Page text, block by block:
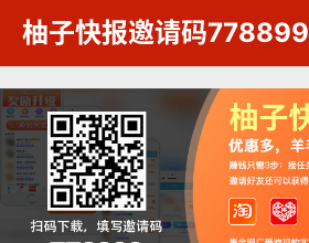
柚子快报邀请码778899